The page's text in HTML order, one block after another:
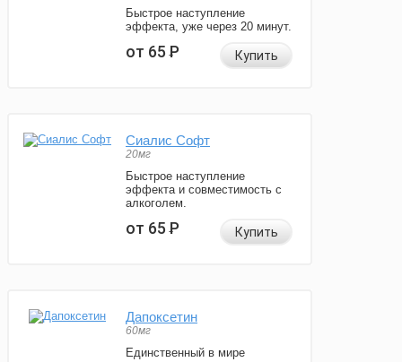
Быстрое наступление
эффекта, уже через 20 минут.
от 65Р Купить
Сиалис Софт
20мг
Быстрое наступление
эффекта и совместимость с
алкоголем.
от 65Р Купить
Дапоксетин
60мг
Единственный в мире